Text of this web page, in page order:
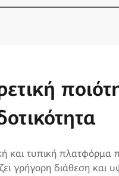
και
αποδοτικές
επαγγελματικές
και τυπική πλατφόρμα
γρήγορη διάθεση και